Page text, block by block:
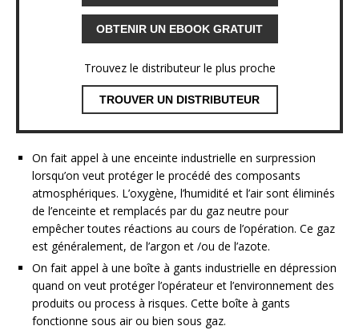
OBTENIR UN EBOOK GRATUIT
Trouvez le distributeur le plus proche
TROUVER UN DISTRIBUTEUR
On fait appel à une enceinte industrielle en surpression
lorsqu’on veut protéger le procédé des composants
atmosphériques. L’oxygène, l’humidité et l’air sont éliminés
de l’enceinte et remplacés par du gaz neutre pour
empêcher toutes réactions au cours de l’opération. Ce gaz
est généralement, de l’argon et /ou de l’azote.
On fait appel à une boîte à gants industrielle en dépression
quand on veut protéger l’opérateur et l’environnement des
produits ou process à risques. Cette boîte à gants
fonctionne sous air ou bien sous gaz.